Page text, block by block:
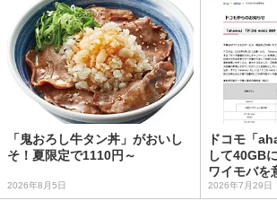
「鬼おろし牛タン丼」がおいし
そ！夏限定で1110円～
2026年8月5日
ドコモ「
して40GB
ワイモバを
2026年7月29日